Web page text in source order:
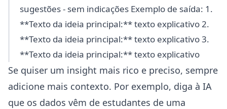
sugestões - sem indicações Exemplo de saída: 1.
**Texto da ideia principal:** texto explicativo 2.
**Texto da ideia principal:** texto explicativo 3.
**Texto da ideia principal:** texto explicativo
Se quiser um insight mais rico e preciso, sempre
adicione mais contexto. Por exemplo, diga à IA
que os dados vêm de estudantes de uma